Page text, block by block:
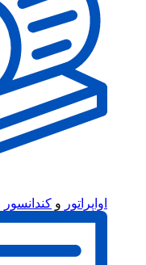
اواپراتور و کندانسور